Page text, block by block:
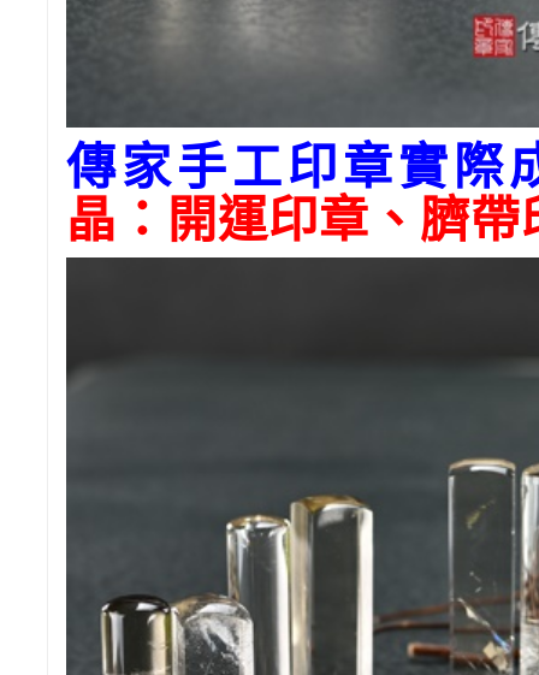
傳家手工印章實際
晶：開運印章、臍帶